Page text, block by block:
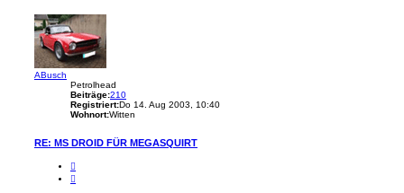
g
h
o
b
e
ABusch
Petrolhead
Beiträge:210
Registriert:Do 14. Aug 2003, 10:40
Wohnort:Witten
RE: MS DROID FÜR MEGASQUIRT
i
t